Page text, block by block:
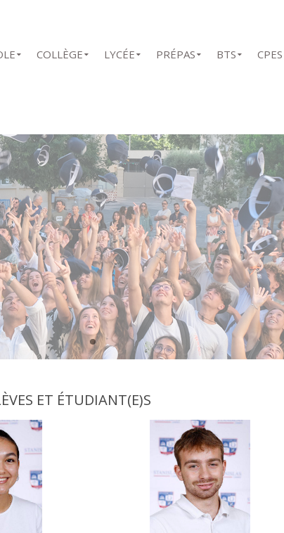
COLLÈGE LYCÉE PRÉPAS BTS CPES
ET ÉTUDIANT(E)S